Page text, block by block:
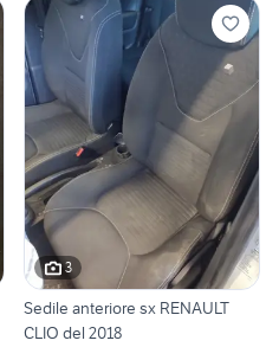
3
Sedile anteriore sx RENAULT
CLIO del 2018